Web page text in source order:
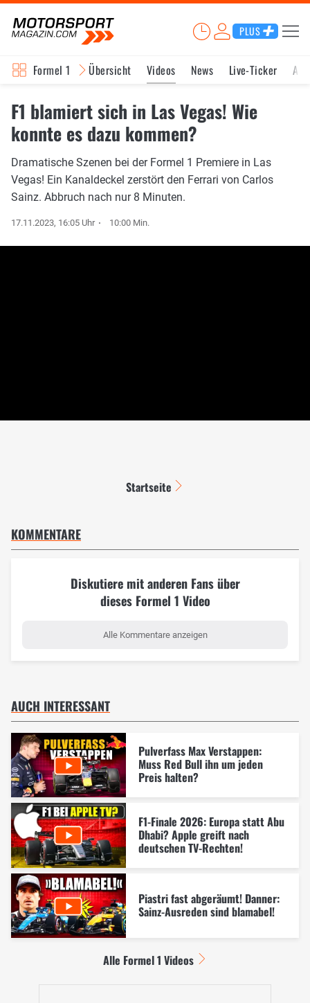
PLUS
Formel 1 Übersicht Videos News Live-Ticker
F1 blamiert sich in Las Vegas! Wie
konnte es dazu kommen?
Dramatische Szenen bei der Formel 1 Premiere in Las
Vegas! Ein Kanaldeckel zerstört den Ferrari von Carlos
Sainz. Abbruch nach nur 8 Minuten.
17.11.2023, 16:05 Uhr 10:00 Min.
Startseite
KOMMENTARE
Diskutiere mit anderen Fans über
dieses Formel 1 Video
Alle Kommentare anzeigen
AUCH INTERESSANT
Pulverfass Max Verstappen:
Muss Red Bull ihn um jeden
Preis halten?
F1-Finale 2026: Europa statt Abu
Dhabi? Apple greift nach
deutschen TV-Rechten!
Piastri fast abgeräumt! Danner:
Sainz-Ausreden sind blamabel!
Alle Formel 1 Videos